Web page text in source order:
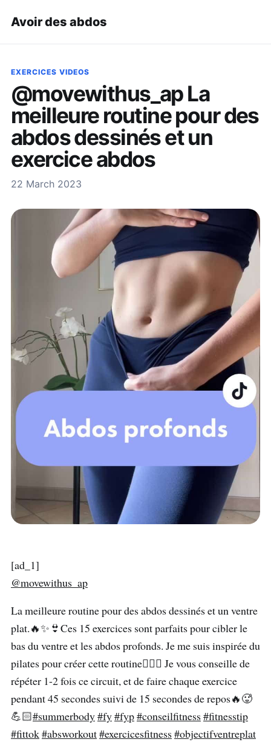
Avoir des abdos
EXERCICES VIDEOS
@movewithus_ap La
meilleure routine pour des
abdos dessinés et un
exercice abdos
22 March 2023
[ad_1]
@movewithus_ap
La meilleure routine pour des abdos dessinés et un ventre
plat.🔥✨👙Ces 15 exercices sont parfaits pour cibler le
bas du ventre et les abdos profonds. Je me suis inspirée du
pilates pour créer cette routine🧘🏼‍♀️ Je vous conseille de
répéter 1-2 fois ce circuit, et de faire chaque exercice
pendant 45 secondes suivi de 15 secondes de repos🔥🥵
💪🏻#summerbody#fy#fyp#conseilfitness#fitnesstip
#fittok#absworkout#exercicesfitness#objectifventreplat